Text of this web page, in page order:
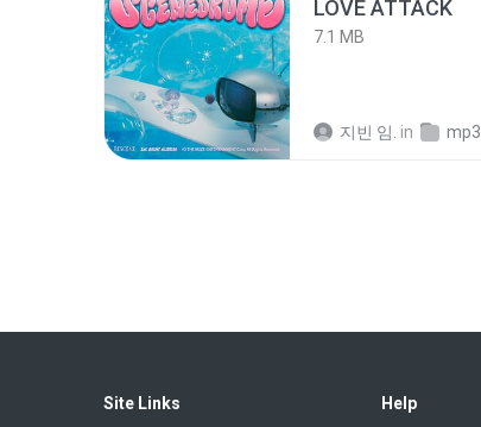
LOVE ATTACK
7.1 MB
지빈 임. in mp3